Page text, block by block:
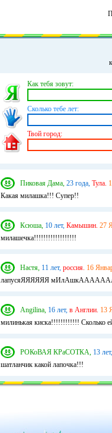
Как тебя зовут:
Сколько тебе лет:
Твой город:
Пиковая Дама, 23 года, Тула.
Какая милашка!!! Супер!!
Ксюша, 10 лет, Камышин. 27
милашечка!!!!!!!!!!!!!!!!!!
Настя, 11 лет, россия. 16
лапусяЯЯЯЯЯЯ
Angilina, 16 лет, в Англии. 13
милинькая киска!!!!!!!!!!!! Сколько
РОКоВАЯ КРаСОТКА, 13 лет,
шатланчик какой лапочка!!!